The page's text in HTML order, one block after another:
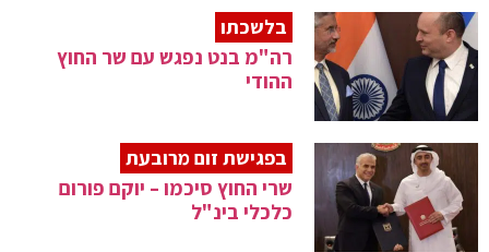
בלשכתו
רה"מ בנט נפגש עם שר החוץ
ההודי
בפגישת זום מרובעת
שרי החוץ סיכמו – יוקם פורום
כלכלי בינ"ל